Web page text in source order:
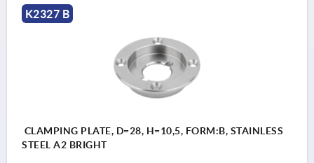
K2327 B
CLAMPING PLATE, D=28, H=10,5, FORM:B, STAINLESS
STEEL A2 BRIGHT